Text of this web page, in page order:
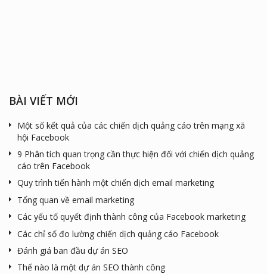
BÀI VIẾT MỚI
Một số kết quả của các chiến dịch quảng cáo trên mạng xã
hội Facebook
9 Phân tích quan trọng cần thực hiện đối với chiến dịch quảng
cáo trên Facebook
Quy trình tiến hành một chiến dịch email marketing
Tổng quan về email marketing
Các yếu tố quyết định thành công của Facebook marketing
Các chỉ số đo lường chiến dịch quảng cáo Facebook
Đánh giá ban đầu dự án SEO
Thế nào là một dự án SEO thành công